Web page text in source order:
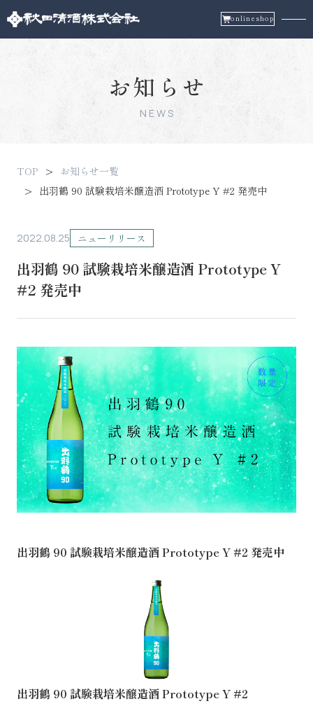
onlineshop
お知らせ
NEWS
TOP
お知らせ一覧
出羽鶴 90 試験栽培米醸造酒 Prototype Y #2 発売中
2022.08.25 ニューリリース
出羽鶴 90 試験栽培米醸造酒 Prototype Y
#2 発売中
出羽鶴 90 試験栽培米醸造酒 Prototype Y #2 発売中
出羽鶴 90 試験栽培米醸造酒 Prototype Y #2